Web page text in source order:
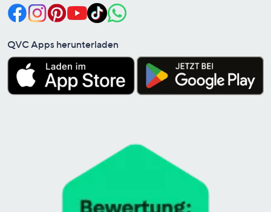
QVC Apps herunterladen